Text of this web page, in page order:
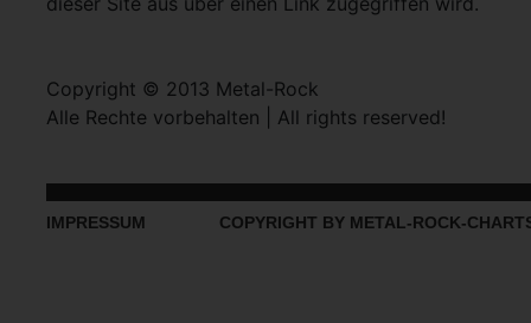
Copyright © 2013 Metal-Rock
Alle Rechte vorbehalten | All rights reserved!
IMPRESSUM COPYRIGHT BY METAL-ROCK-